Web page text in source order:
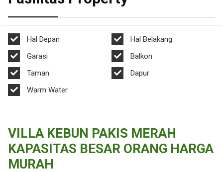
Hal Depan
Hal Belakang
Garasi
Balkon
Taman
Dapur
Warm Water
VILLA KEBUN PAKIS MERAH
KAPASITAS BESAR ORANG HARGA
MURAH